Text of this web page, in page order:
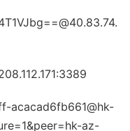
acacad6fb661@hk-
az-